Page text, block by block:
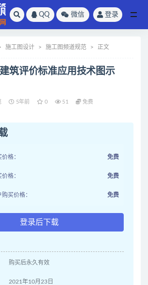
QQ 微信 登录
施工图设计 施工图频道规范 正文
筑评价标准应用技术图示
5年前 0 51 免费
格： 免费
格： 免费
买价格： 免费
登录后下载
购买后永久有效
2021年10月23日